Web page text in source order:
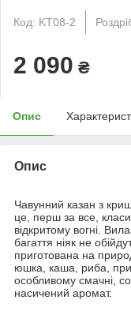
Код: KT08-2
2 090 ₴
Опис
Опис
Чавунний казан з
це, перш за все,
відкритому вогні.
багаття ніяк не
приготована на
юшка, каша, риба,
особливому смачні,
насичений аромат.